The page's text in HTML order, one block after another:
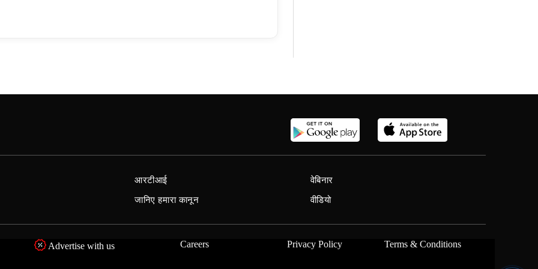
आरटीआई
जानिए हमारा कानून
वेबिनार
वीडियो
Advertise with us Careers Privacy Policy Terms & Conditions